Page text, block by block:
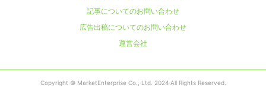
記事についてのお問い合わせ
広告出稿についてのお問い合わせ
運営会社
Copyright © MarketEnterprise Co., Ltd. 2024 All Rights Reserved.